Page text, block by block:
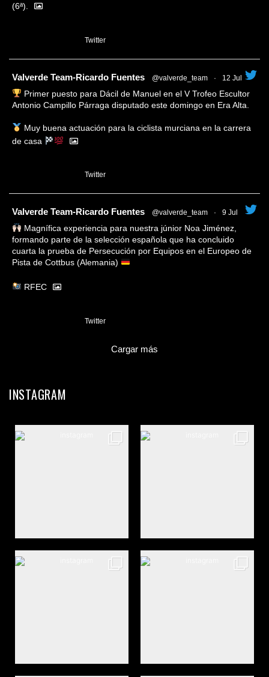
(6ª).
Twitter
Valverde Team-Ricardo Fuentes @valverde_team · 12 Jul
Primer puesto para Dácil de Manuel en el V Trofeo Escultor
Antonio Campillo Párraga disputado este domingo en Era Alta.
Muy buena actuación para la ciclista murciana en la carrera
de casa
Twitter
Valverde Team-Ricardo Fuentes @valverde_team · 9 Jul
Magnífica experiencia para nuestra júnior Noa Jiménez,
formando parte de la selección española que ha concluido
cuarta la prueba de Persecución por Equipos en el Europeo de
Pista de Cottbus (Alemania)
RFEC
Twitter
Cargar más
INSTAGRAM